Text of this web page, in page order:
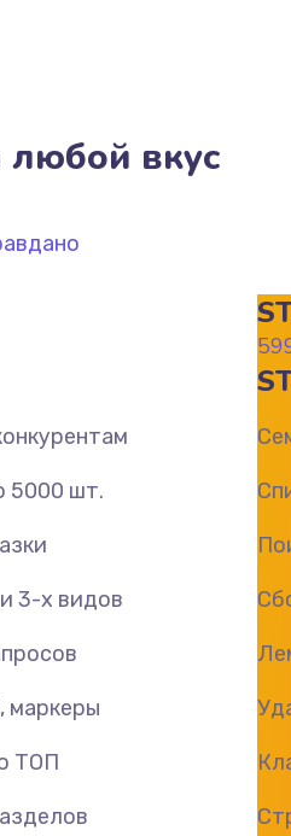
вкус
5000 шт.
3-х видов
маркеры
ТОП